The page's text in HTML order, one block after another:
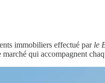
immobiliers effectué parle
marché qui accompagnent